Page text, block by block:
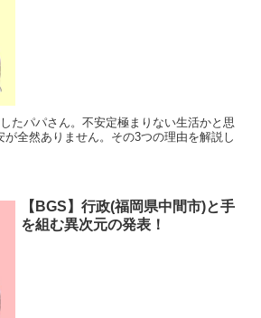
たパパさん。不安定極まりない生活かと思
が全然ありません。その3つの理由を解説し
【BGS】行政(福岡県中間市)と手
を組む異次元の発表！